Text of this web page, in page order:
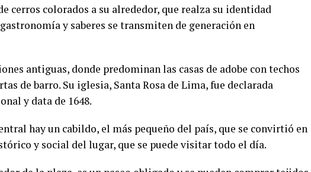
cerros colorados a su alrededor, que realza su identidad
y saberes se transmiten de generación en
antiguas, donde predominan las casas de adobe con techos
de barro. Su iglesia, Santa Rosa de Lima, fue declarada
y data de 1648.
hay un cabildo, el más pequeño del país, que se convirtió en
y social del lugar, que se puede visitar todo el día.